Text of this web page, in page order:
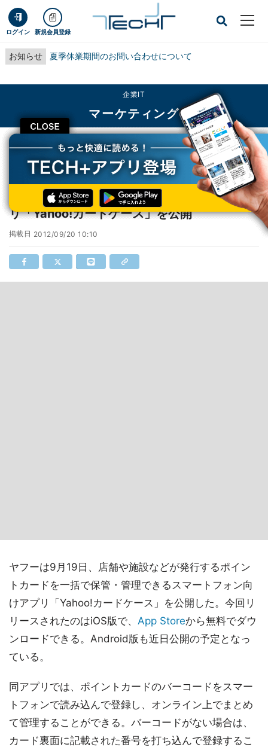
ログイン 新規会員登録
お知らせ 夏季休業期間のお問い合わせについて
CLOSE
企業IT
マーケティング
TECH+ 企業IT
マーケティング
ヤフー、ポイントカードを一括管理するアプリ「Yahoo!カードケース」を公開
ヤフー、ポイントカードを一括管理するアプ
リ「Yahoo!カードケース」を公開
掲載日 2012/09/20 10:10
ヤフーは9月19日、店舗や施設などが発行するポイン
トカードを一括で保管・管理できるスマートフォン向
けアプリ「Yahoo!カードケース」を公開した。今回リ
リースされたのはiOS版で、 App Storeから無料でダウ
ンロードできる。Android版も近日公開の予定となっ
ている。
同アプリでは、ポイントカードのバーコードをスマー
トフォンで読み込んで登録し、オンライン上でまとめ
て管理することができる。バーコードがない場合は、
カード裏面に記載された番号を打ち込んで登録するこ